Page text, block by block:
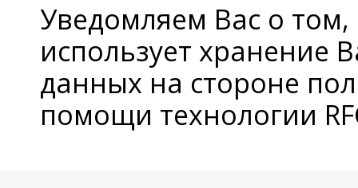
Уведомляем Вас о
использует хранение
данных на стороне
помощи технологии